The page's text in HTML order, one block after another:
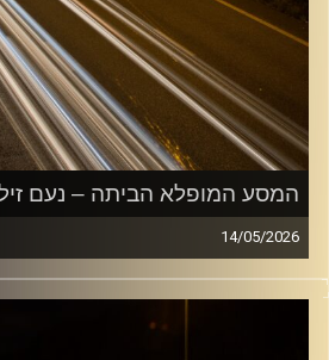
המסע המופלא הביתה – נעם
14/05/2026
מוזיקה שתלווה אותנו אחרי יום עבודה
הביתה בשלום עם נעם זילבר